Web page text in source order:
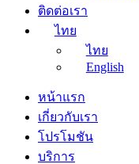
ติดต่อเรา
ไทย
ไทย
English
หน้าแรก
เกี่ยวกับเรา
โปรโมชัน
บริการ